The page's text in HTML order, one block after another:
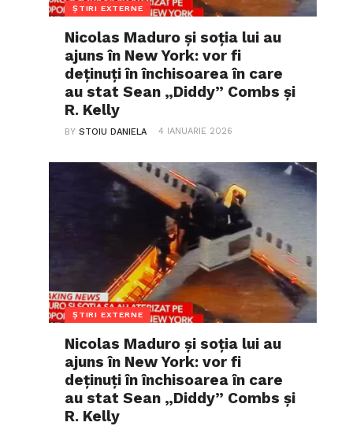
ȘTIRI EXTERNE
Nicolas Maduro și soția lui au
ajuns în New York: vor fi
deținuți în închisoarea în care
au stat Sean „Diddy” Combs și
R. Kelly
BYSTOIU DANIELA 4 IANUARIE 2026
ȘTIRI EXTERNE
Nicolas Maduro și soția lui au
ajuns în New York: vor fi
deținuți în închisoarea în care
au stat Sean „Diddy” Combs și
R. Kelly